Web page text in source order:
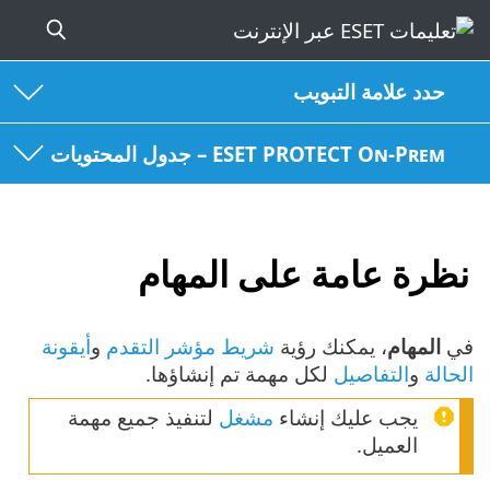
حدد علامة التبويب
ESET PROTECT On-Prem – جدول المحتويات
نظرة عامة على المهام
في المهام، يمكنك رؤية شريط مؤشر التقدم وأيقونة
الحالة والتفاصيل لكل مهمة تم إنشاؤها.
يجب عليك إنشاء مشغل لتنفيذ جميع مهمة
العميل.